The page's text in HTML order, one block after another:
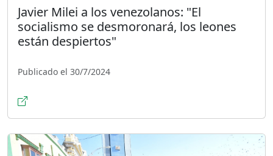
Javier Milei a los venezolanos: "El
socialismo se desmoronará, los leones
están despiertos"
Publicado el 30/7/2024